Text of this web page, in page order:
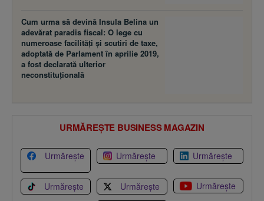
Cum urma să devină Insula Belina un
adevărat paradis fiscal: O lege cu
numeroase facilităţi şi scutiri de taxe,
adoptată de Parlament în aprilie 2019,
a fost declarată ulterior
neconstituţională
URMĂREȘTE BUSINESS MAGAZIN
Urmărește Urmărește Urmărește
Urmărește Urmărește
Urmărește